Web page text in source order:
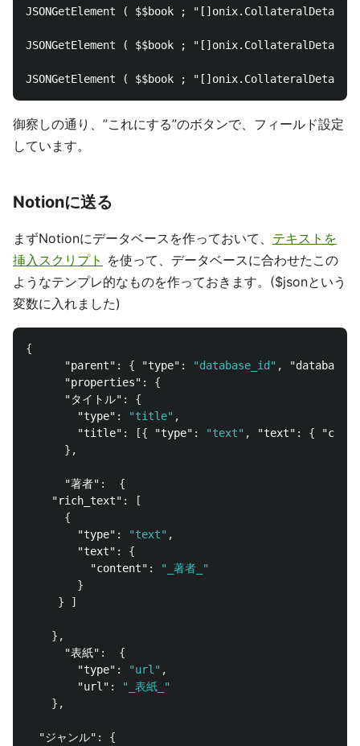
JSONGetElement ( $$book ;
JSONGetElement ( $$book ;
御察しの通り、”これにする”のボタンで、フィールド設定
しています。
Notionに送る
まずNotionにデータベースを作っておいて、 テキストを
挿入スクリプト を使って、データベースに合わせたこの
ようなテンプレ的なものを作っておきます。($jsonという
変数に入れました)
{
"parent" : { "type" : "database_id" ,
"properties" :
{
"タイトル" :
{
"type" : "title" ,
"title" : [{ "type" : "text" , "text" : {
},
"著者" :
{
"rich_text" :
[
{
"type" : "text" ,
"text" :
{
"content" :
"_著者_"
}
}
]
},
"表紙" :
{
"type" : "url" ,
"url" :
"_表紙_"
},
"ジャンル" :
{